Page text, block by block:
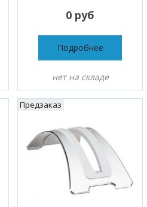
0 руб
Подробнее
нет на складе
Предзаказ